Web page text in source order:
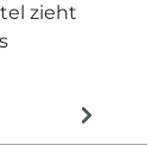
zieht